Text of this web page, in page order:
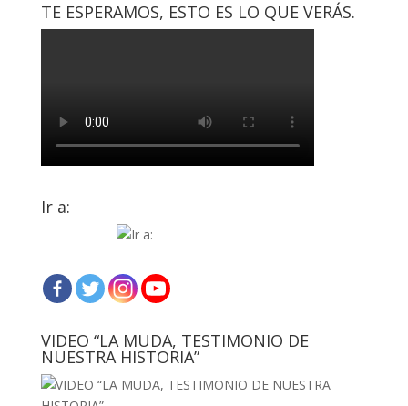
TE ESPERAMOS, ESTO ES LO QUE VERÁS.
Ir a:
VIDEO “LA MUDA, TESTIMONIO DE
NUESTRA HISTORIA”